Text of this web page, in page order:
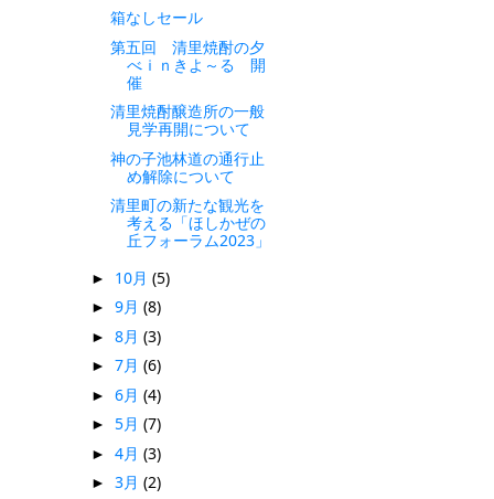
箱なしセール
第五回 清里焼酎の夕
べｉｎきよ～る 開
催
清里焼酎醸造所の一般
見学再開について
神の子池林道の通行止
め解除について
清里町の新たな観光を
考える「ほしかぜの
丘フォーラム2023」
► 10月 (5)
► 9月 (8)
► 8月 (3)
► 7月 (6)
► 6月 (4)
► 5月 (7)
► 4月 (3)
► 3月 (2)